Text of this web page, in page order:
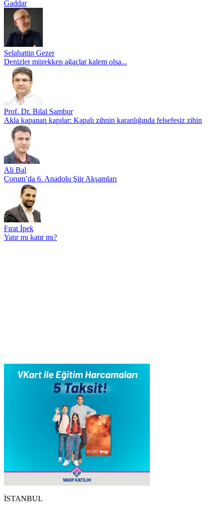
Gaddar
Selahattin Gezer
Denizler mürekkep ağaçlar kalem olsa...
Prof. Dr. Bilal Sambur
Akla kapanan kapılar: Kapalı zihnin karanlığında felsefesiz zihin
Ali Bal
Çorum’da 6. Anadolu Şiir Akşamları
Fırat İpek
Yatır mı katır mı?
İSTANBUL